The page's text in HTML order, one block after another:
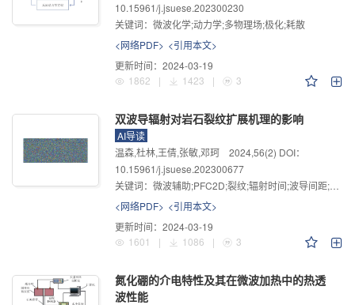
10.15961/j.jsuese.202300230
关键词： 微波化学;动力学;多物理场;极化;耗散
<网络PDF> <引用本文>
更新时间： 2024-03-19
1862
| 1423 | 3
双波导辐射对岩石裂纹扩展机理的影响
AI导读
温森,杜林,王倩,张敏,邓珂
2024,56(2) DOI：
10.15961/j.jsuese.202300677
关键词： 微波辅助;PFC2D;裂纹;辐射时间;波导间距;围压
<网络PDF> <引用本文>
更新时间： 2024-03-19
1601
| 1086 | 3
氮化硼的介电特性及其在微波加热中的热透
波性能